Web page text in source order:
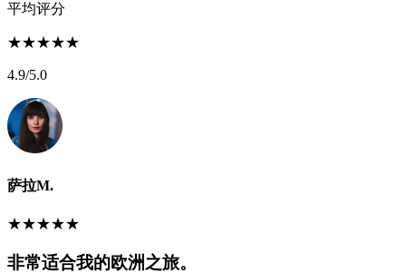
平均评分
★★★★★
4.9/5.0
萨拉M.
★★★★★
非常适合我的欧洲之旅。